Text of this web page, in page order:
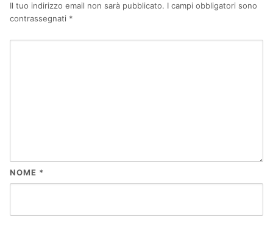
Il tuo indirizzo email non sarà pubblicato. I campi obbligatori sono
contrassegnati *
NOME *